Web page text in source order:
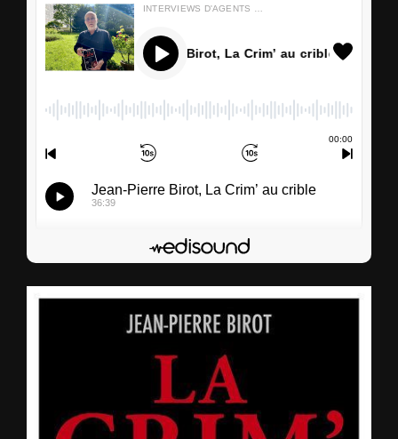
INTERVIEWS D'AGENTS D'ENTRETIENS
Jean-Pierre Birot, La Crim’ au crible
00:00
Jean-Pierre Birot, La Crim’ au crible
36:39
Lien de l'épisode